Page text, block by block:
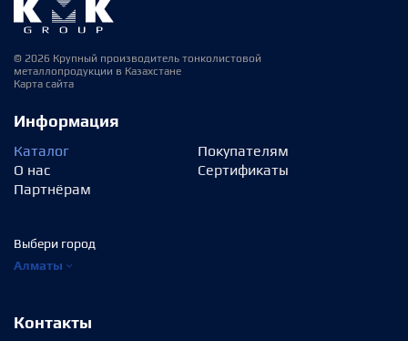
© 2026 Крупный производитель тонколистовой
металлопродукции в Казахстане
Карта сайта
Информация
Каталог
О нас
Партнёрам
Покупателям
Сертификаты
Выбери город
Алматы
Контакты